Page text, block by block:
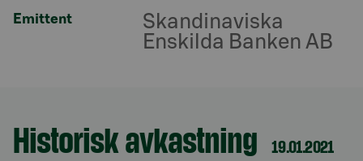
Emittent
Skandinaviska
Enskilda Banken AB
Avsnitt med titel
Historisk avkastning 19.01.2021